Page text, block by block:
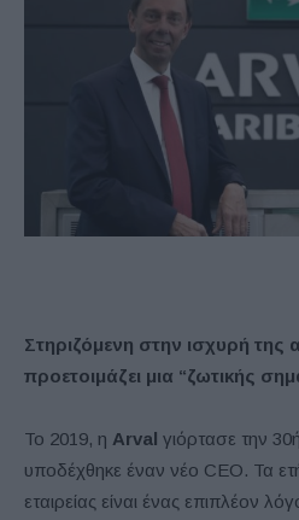
Στηριζόμενη στην ισχυρή της
προετοιμάζει μια “ζωτικής
Το 2019, η Arval γιόρτασε την
υποδέχθηκε έναν νέο CEO. Τα
εταιρείας είναι ένας επιπλέον